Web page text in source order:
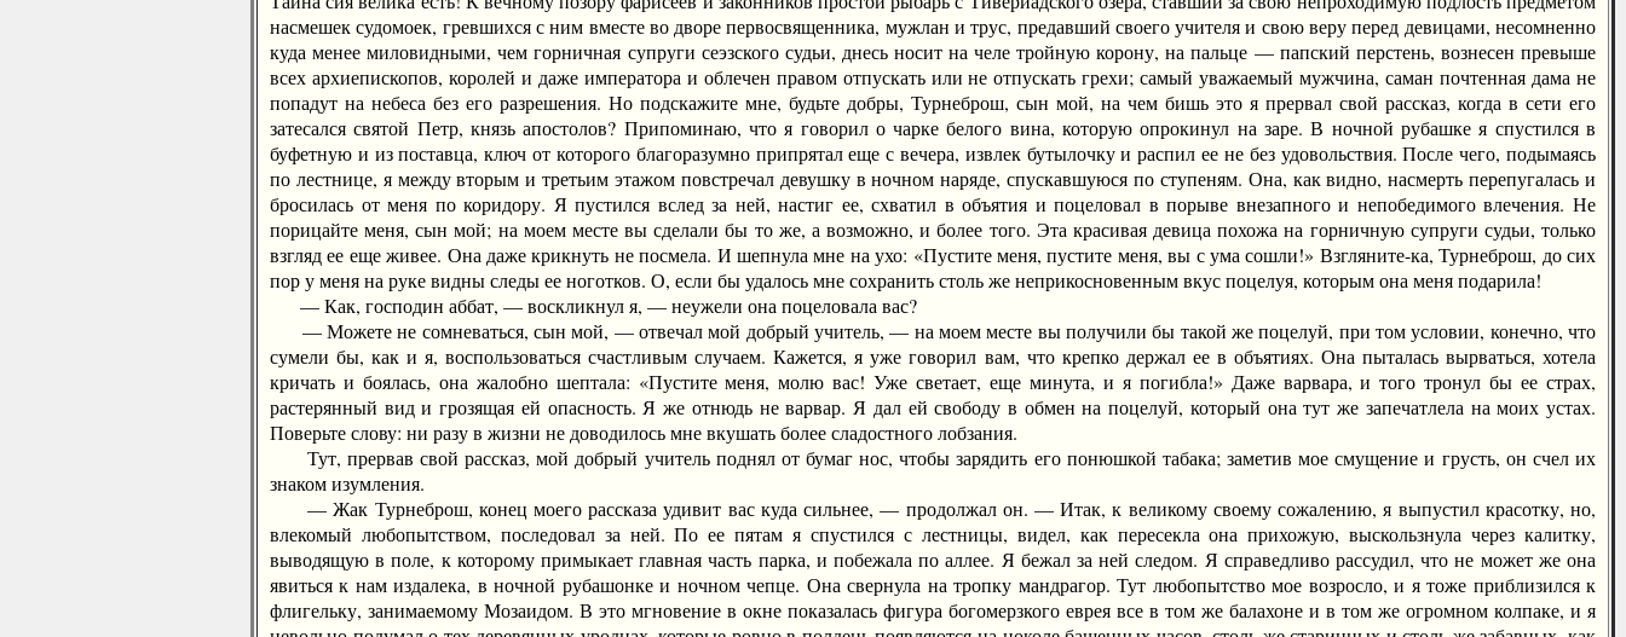
насмешек судомоек, гревшихся с ним вместе во дворе первосвященника, мужлан и трус, предавший своего учителя и свою веру перед девицами, несомненно
куда менее миловидными, чем горничная супруги сеэзского судьи, днесь носит на челе тройную корону, на пальце — папский перстень, вознесен превыше
всех архиепископов, королей и даже императора и облечен правом отпускать или не отпускать грехи; самый уважаемый мужчина, саман почтенная дама не
попадут на небеса без его разрешения. Но подскажите мне, будьте добры, Турнеброш, сын мой, на чем бишь это я прервал свой рассказ, когда в сети его
затесался святой Петр, князь апостолов? Припоминаю, что я говорил о чарке белого вина, которую опрокинул на заре. В ночной рубашке я спустился в
буфетную и из поставца, ключ от которого благоразумно припрятал еще с вечера, извлек бутылочку и распил ее не без удовольствия. После чего, подымаясь
по лестнице, я между вторым и третьим этажом повстречал девушку в ночном наряде, спускавшуюся по ступеням. Она, как видно, насмерть перепугалась и
бросилась от меня по коридору. Я пустился вслед за ней, настиг ее, схватил в объятия и поцеловал в порыве внезапного и непобедимого влечения. Не
порицайте меня, сын мой; на моем месте вы сделали бы то же, а возможно, и более того. Эта красивая девица похожа на горничную супруги судьи, только
взгляд ее еще живее. Она даже крикнуть не посмела. И шепнула мне на ухо: «Пустите меня, пустите меня, вы с ума сошли!» Взгляните-ка, Турнеброш, до сих
пор у меня на руке видны следы ее ноготков. О, если бы удалось мне сохранить столь же неприкосновенным вкус поцелуя, которым она меня подарила!
— Как, господин аббат, — воскликнул я, — неужели она поцеловала вас?
— Можете не сомневаться, сын мой, — отвечал мой добрый учитель, — на моем месте вы получили бы такой же поцелуй, при том условии, конечно, что
сумели бы, как и я, воспользоваться счастливым случаем. Кажется, я уже говорил вам, что крепко держал ее в объятиях. Она пыталась вырваться, хотела
кричать и боялась, она жалобно шептала: «Пустите меня, молю вас! Уже светает, еще минута, и я погибла!» Даже варвара, и того тронул бы ее страх,
растерянный вид и грозящая ей опасность. Я же отнюдь не варвар. Я дал ей свободу в обмен на поцелуй, который она тут же запечатлела на моих устах.
Поверьте слову: ни разу в жизни не доводилось мне вкушать более сладостного лобзания.
Тут, прервав свой рассказ, мой добрый учитель поднял от бумаг нос, чтобы зарядить его понюшкой табака; заметив мое смущение и грусть, он счел их
знаком изумления.
— Жак Турнеброш, конец моего рассказа удивит вас куда сильнее, — продолжал он. — Итак, к великому своему сожалению, я выпустил красотку, но,
влекомый любопытством, последовал за ней. По ее пятам я спустился с лестницы, видел, как пересекла она прихожую, выскользнула через калитку,
выводящую в поле, к которому примыкает главная часть парка, и побежала по аллее. Я бежал за ней следом. Я справедливо рассудил, что не может же она
явиться к нам издалека, в ночной рубашонке и ночном чепце. Она свернула на тропку мандрагор. Тут любопытство мое возросло, и я тоже приблизился к
флигельку, занимаемому Мозаидом. В это мгновение в окне показалась фигура богомерзкого еврея все в том же балахоне и в том же огромном колпаке, и я